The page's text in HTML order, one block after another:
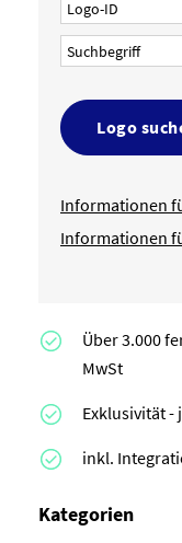
Logo
Informationen
Informationen
Über 3.000
MwSt
Exklusivität -
inkl.
Kategorien